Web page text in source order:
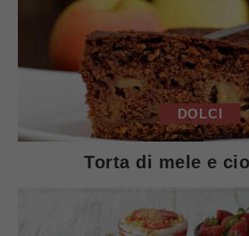
DOLCI
Torta di mele e